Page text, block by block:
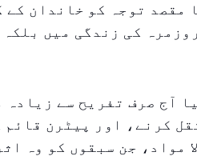
مقصد توجہ کو خاندان کے
کی زندگی میں
آج صرف تفریح سے زیادہ
کرنے، اور پیٹرن
مواد، جن سبقوں کو وہ